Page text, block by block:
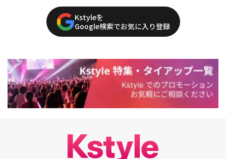
Kstyleを
Google検索でお気に入り登録